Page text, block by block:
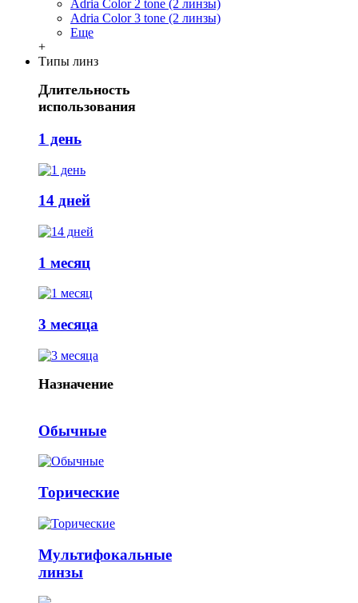
Adria Сolor 2 tone (2 линзы)
Adria Сolor 3 tone (2 линзы)
Еще
+
Типы линз
Длительность
использования
1 день
14 дней
1 месяц
3 месяца
Назначение
Обычные
Торические
Мультифокальные
линзы